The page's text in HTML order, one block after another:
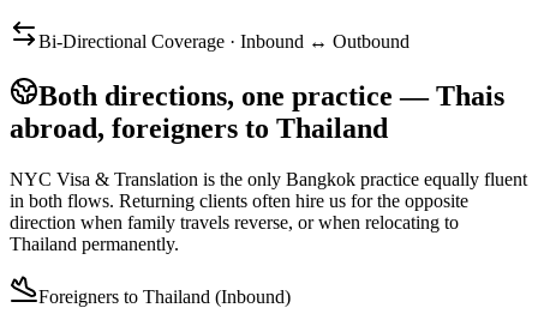
Bi-Directional Coverage · Inbound ↔ Outbound
Both directions, one practice — Thais
abroad, foreigners to Thailand
NYC Visa & Translation is the only Bangkok practice equally fluent
in both flows. Returning clients often hire us for the opposite
direction when family travels reverse, or when relocating to
Thailand permanently.
Foreigners to Thailand (Inbound)